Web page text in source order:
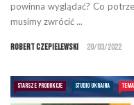
powinna wyglądać? Co
musimy zwrócić ...
Robert Czepielewski 20/03/2022
STARSZE PRODUKCJE STUDIO UKRAINA